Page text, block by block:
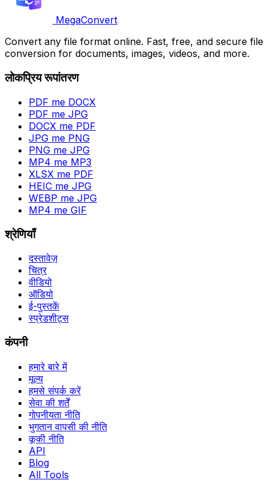
MegaConvert
Convert any file format online. Fast, free, and secure file
conversion for documents, images, videos, and more.
लोकप्रिय रूपांतरण
PDF me DOCX
PDF me JPG
DOCX me PDF
JPG me PNG
PNG me JPG
MP4 me MP3
XLSX me PDF
HEIC me JPG
WEBP me JPG
MP4 me GIF
श्रेणियाँ
दस्तावेज़
चित्र
वीडियो
ऑडियो
ई-पुस्तकें
स्प्रेडशीट्स
कंपनी
हमारे बारे में
मूल्य
हमसे संपर्क करें
सेवा की शर्तें
गोपनीयता नीति
भुगतान वापसी की नीति
कूकी नीति
API
Blog
All Tools